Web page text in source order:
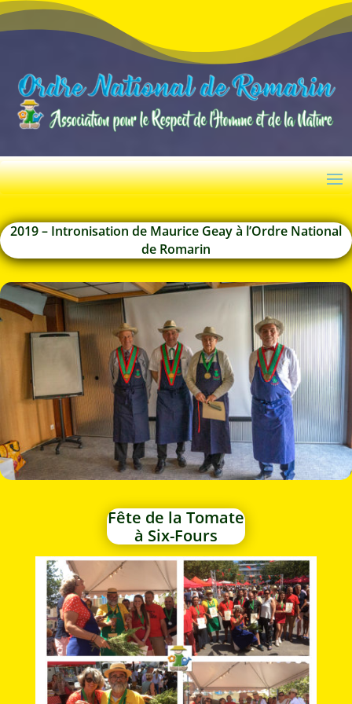
2019 – Intronisation de Maurice Geay à l’Ordre National
de Romarin
Fête de la Tomate
à Six-Fours